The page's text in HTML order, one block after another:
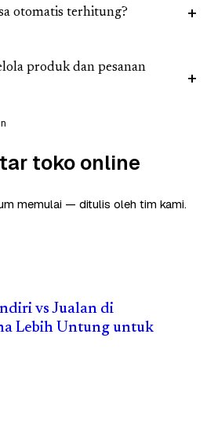
otomatis terhitung?
produk dan pesanan
toko online
memulai — ditulis oleh tim kami.
vs Jualan di
Lebih Untung untuk